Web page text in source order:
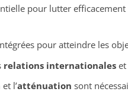
pour lutter efficacement
pour atteindre les
relations internationaleset
et l’atténuation sont